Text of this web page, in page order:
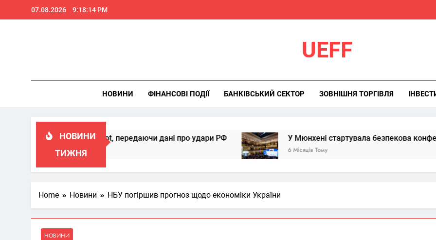
07.08.2026 9:18:15 PM
UEFF
НОВИНИ ФІНАНСОВІ ПОДІЇ БАНКІВСЬКИЙ СЕКТОР ЗОВНІШНЯ ТОРГІВЛЯ
НОВИНИ
ТИЖНЯ
Patriot, передаючи дані про удари РФ У Мюнхені стартувала безпекова конференція:
6 Місяців Тому
Home Новини НБУ погіршив прогноз щодо економіки України
НОВИНИ